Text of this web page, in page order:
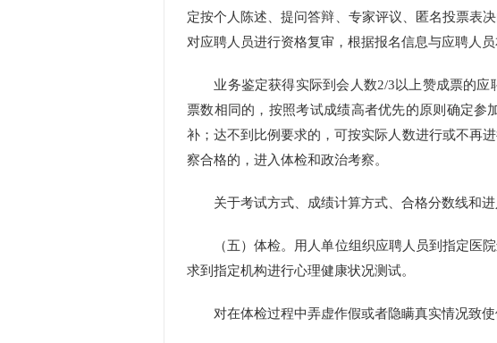
定按个人陈述、提问答辩、专家评议、匿名投票表
对应聘人员进行资格复审，根据报名信息与应聘人
业务鉴定获得实际到会人数2/3以上赞成票的应
票数相同的，按照考试成绩高者优先的原则确定
补；达不到比例要求的，可按实际人数进行或不再
察合格的，进入体检和政治考察。
关于考试方式、成绩计算方式、合格分数线和进
（五）体检。用人单位组织应聘人员到指定医院
求到指定机构进行心理健康状况测试。
对在体检过程中弄虚作假或者隐瞒真实情况致使